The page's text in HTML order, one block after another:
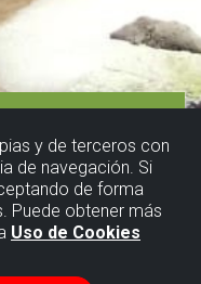
y de terceros con
de navegación. Si
de forma
Puede obtener más
Uso de Cookies